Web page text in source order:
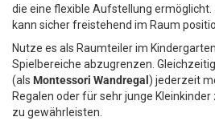
die eine flexible Aufstellung ermöglicht.
kann sicher freistehend im Raum
Nutze es als Raumteiler im
Spielbereiche abzugrenzen.
(als Montessori Wandregal ) jederzeit
Regalen oder für sehr junge
zu gewährleisten.